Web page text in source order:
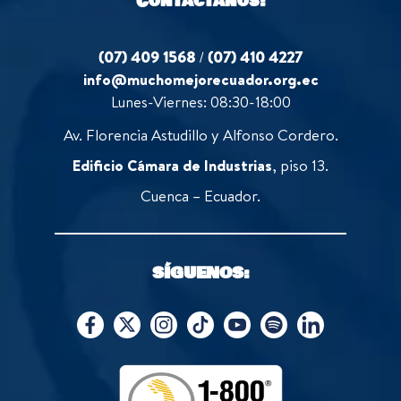
(07) 409 1568 /(07) 410 4227
info@muchomejorecuador.org.ec
Lunes-Viernes: 08:30-18:00
Av. Florencia Astudillo y Alfonso Cordero.
Edificio Cámara de Industrias, piso 13.
Cuenca – Ecuador.
SÍGUENOS: